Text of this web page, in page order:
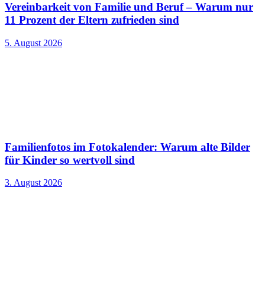
Vereinbarkeit von Familie und Beruf – Warum nur
11 Prozent der Eltern zufrieden sind
5. August 2026
Familienfotos im Fotokalender: Warum alte Bilder
für Kinder so wertvoll sind
3. August 2026